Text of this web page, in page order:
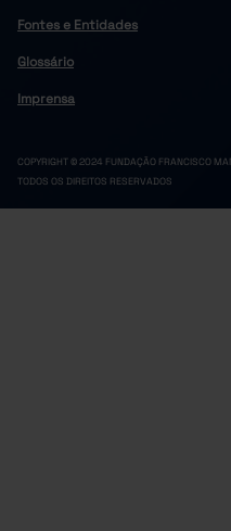
Fontes e Entidades
Glossário
Imprensa
COPYRIGHT © 2024 FUNDAÇÃO FRANCISCO
TODOS OS DIREITOS RESERVADOS